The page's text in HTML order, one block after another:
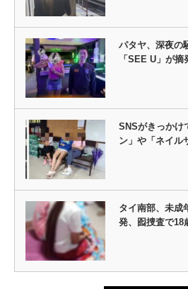
パタヤ、深夜の
「SEE U」が摘
SNSがきっかけ
ン」や「ネイ
タイ南部、未成
発、囮捜査で